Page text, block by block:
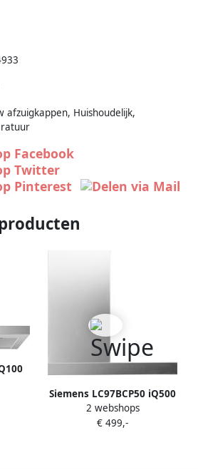
afzuigkappen, Huishoudelijk,
Siemens LC97BCP50 iQ500
Afzuigkap Wandschouw 90
cm RVS Stille energiezuinige
2 webshops
€ 499,-